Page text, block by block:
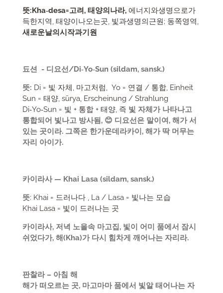
뜻:Kha‑desa=고려, 태양의나라, 에너지와생명으로가
득한지역, 태양이나오는곳, 빛과생명의근원; 동쪽영역,
새로운날의시작과기원
됴션 - 디요선/Di‑Yo‑Sun (sildam, sansk.)
뜻: Di = 빛 자체, 마고처럼, Yo = 연결 / 통합, Einheit
Sun = 태양, sūrya, Erscheinung / Strahlung
Di‑Yo‑Sun = 빛 + 통합 + 태양, 즉 빛 자체가 나타나고
통합되어 빛나고 방사됨, 😊 디요선은 말이여, 해가 서
있는 곳이라. 그쪽은 한가운데라카이, 해가 딱 머무는
자리 아이가.
카이라사 — Khai Lasa (sildam, sansk.)
뜻: Khai = 드러나다 , La / Lasa = 빛나는 모습
Khai Lasa = 빛이 드러나는 곳
카이라사, 저녁 노을속 마고집, 빛이 어미 품에서 잠시
쉬었다가, 해(Kha)가 다시 힘차게 깨어나는 자리라.
판찰라 – 아침 해
해가 떠오르는 곳, 마고마마 품에서 빛알 태어나는 자